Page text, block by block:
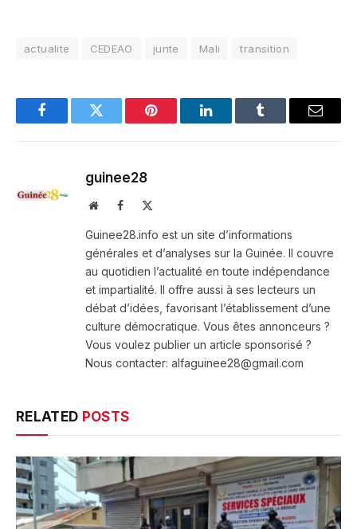
actualite CEDEAO junte Mali transition
FacebookTwitter Pinterest LinkedInTumblr Email
guinee28
WebsiteFacebook
Guinee28.info est un site d’informations
générales et d’analyses sur la Guinée. Il couvre
au quotidien l’actualité en toute indépendance
et impartialité. Il offre aussi à ses lecteurs un
débat d’idées, favorisant l’établissement d’une
culture démocratique. Vous êtes annonceurs ?
Vous voulez publier un article sponsorisé ?
Nous contacter: alfaguinee28@gmail.com
RELATED POSTS